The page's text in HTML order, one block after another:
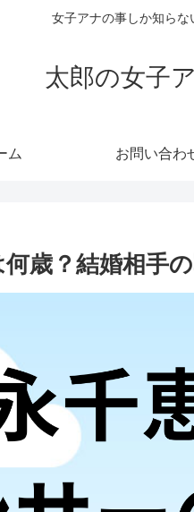
女子アナの事しか知らな
太郎の女子
ム お問い合わ
歳？結婚相手